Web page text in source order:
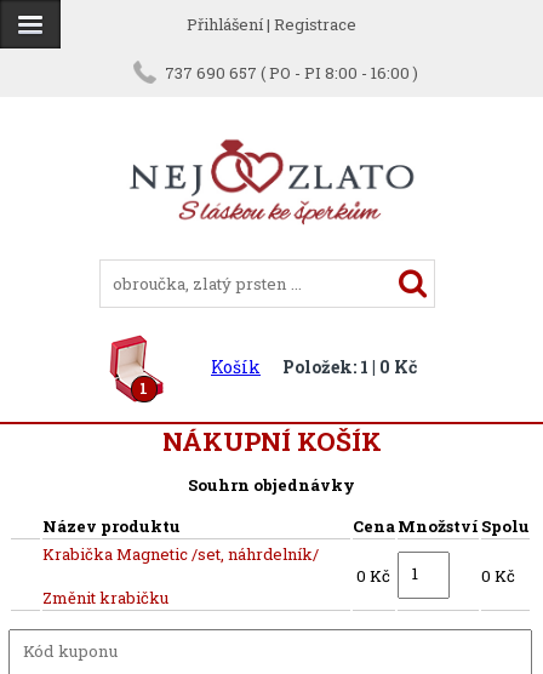
Přihlášení| Registrace
737 690 657 ( PO - PI 8:00 - 16:00 )
1
Košík Položek: 1 | 0 Kč
NÁKUPNÍ KOŠÍK
Souhrn objednávky
Název produktu
CenaMnožství Spolu
Krabička Magnetic /set, náhrdelník/
Změnit krabičku
0 Kč 0 Kč